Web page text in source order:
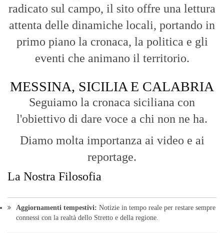
radicato sul campo, il sito offre una lettura
attenta delle dinamiche locali, portando in
primo piano la cronaca, la politica e gli
eventi che animano il territorio.
MESSINA, SICILIA E CALABRIA
Seguiamo la cronaca siciliana con
l'obiettivo di dare voce a chi non ne ha.
Diamo molta importanza ai video e ai
reportage.
La Nostra Filosofia
Aggiornamenti tempestivi: Notizie in tempo reale per restare sempre
connessi con la realtà dello Stretto e della regione.